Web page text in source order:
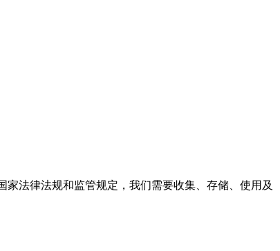
家法律法规和监管规定，我们需要收集、存储、使用及